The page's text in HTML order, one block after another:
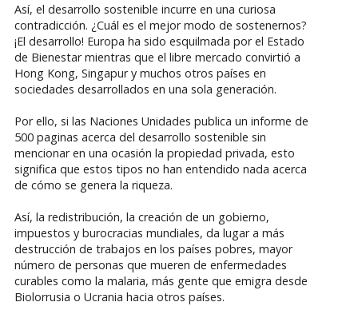
Así, el desarrollo sostenible incurre en una curiosa
contradicción. ¿Cuál es el mejor modo de sostenernos?
¡El desarrollo! Europa ha sido esquilmada por el Estado
de Bienestar mientras que el libre mercado convirtió a
Hong Kong, Singapur y muchos otros países en
sociedades desarrollados en una sola generación.
Por ello, si las Naciones Unidades publica un informe de
500 paginas acerca del desarrollo sostenible sin
mencionar en una ocasión la propiedad privada, esto
significa que estos tipos no han entendido nada acerca
de cómo se genera la riqueza.
Así, la redistribución, la creación de un gobierno,
impuestos y burocracias mundiales, da lugar a más
destrucción de trabajos en los países pobres, mayor
número de personas que mueren de enfermedades
curables como la malaria, más gente que emigra desde
Biolorrusia o Ucrania hacia otros países.